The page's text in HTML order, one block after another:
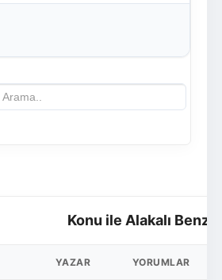
Konu ile Alakalı
YAZAR YORUMLAR